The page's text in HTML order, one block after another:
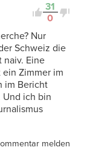
31
0
Nur
Schweiz die
Eine
Zimmer im
im Bericht
Und ich bin
melden